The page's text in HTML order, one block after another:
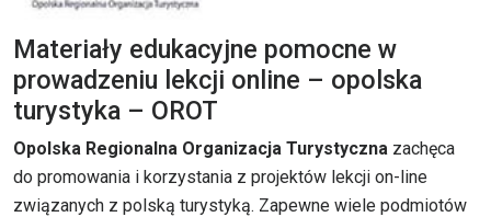
Materiały edukacyjne pomocne w
prowadzeniu lekcji online – opolska
turystyka – OROT
Opolska Regionalna Organizacja Turystyczna zachęca
do promowania i korzystania z projektów lekcji on-line
związanych z polską turystyką. Zapewne wiele podmiotów